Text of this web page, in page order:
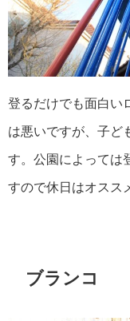
登るだけでも面白い
は悪いですが、子ど
す。公園によっては
すので休日はオスス
ブランコ